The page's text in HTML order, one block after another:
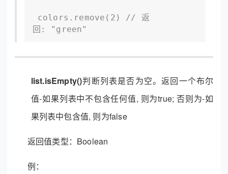
colors.remove(2) // 返
回: "green"
list.isEmpty()判断列表是否为空。返回一个布尔
值-如果列表中不包含任何值, 则为true; 否则为-如
果列表中包含值, 则为false
返回值类型：Boolean
例：